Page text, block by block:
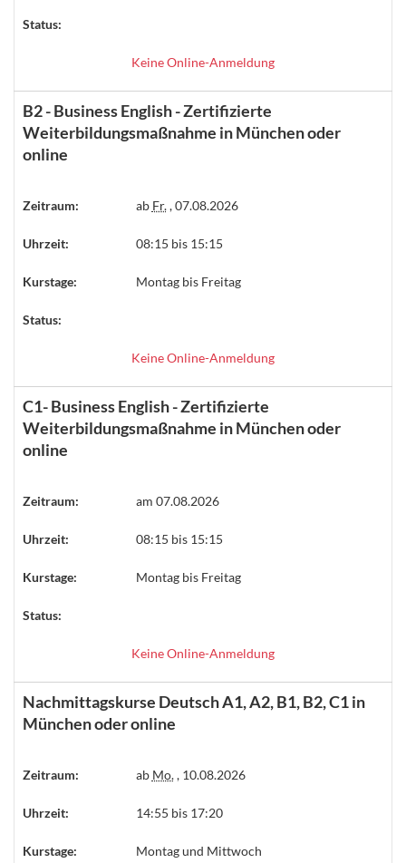
Status:
Keine Online-Anmeldung
B2 - Business English - Zertifizierte
Weiterbildungsmaßnahme in München oder
online
Zeitraum: ab Fr., 07.08.2026
Uhrzeit: 08:15 bis 15:15
Kurstage: Montag bis Freitag
Status:
Keine Online-Anmeldung
C1- Business English - Zertifizierte
Weiterbildungsmaßnahme in München oder
online
Zeitraum: am 07.08.2026
Uhrzeit: 08:15 bis 15:15
Kurstage: Montag bis Freitag
Status:
Keine Online-Anmeldung
Nachmittagskurse Deutsch A1, A2, B1, B2, C1 in
München oder online
Zeitraum: ab Mo., 10.08.2026
Uhrzeit: 14:55 bis 17:20
Kurstage: Montag und Mittwoch